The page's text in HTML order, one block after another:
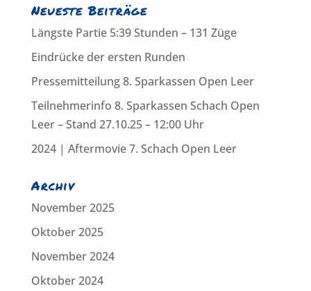
Neueste Beiträge
Längste Partie 5:39 Stunden – 131 Züge
Eindrücke der ersten Runden
Pressemitteilung 8. Sparkassen Open Leer
Teilnehmerinfo 8. Sparkassen Schach Open
Leer – Stand 27.10.25 – 12:00 Uhr
2024 | Aftermovie 7. Schach Open Leer
Archiv
November 2025
Oktober 2025
November 2024
Oktober 2024